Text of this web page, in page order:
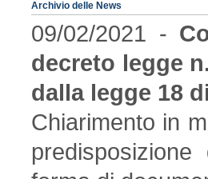
Archivio delle News
09/02/2021 -
decreto legge
dalla legge 18
Chiarimento in